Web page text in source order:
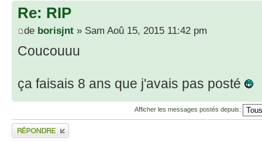
Re: RIP
de borisjnt » Sam Aoû 15, 2015 11:42 pm
Coucouuu
ça faisais 8 ans que j'avais pas posté
Afficher les messages postés depuis:
Répondre